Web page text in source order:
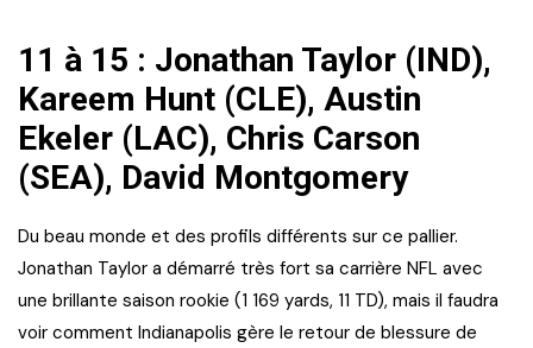
11 à 15 : Jonathan Taylor (IND),
Kareem Hunt (CLE), Austin
Ekeler (LAC), Chris Carson
(SEA), David Montgomery
Du beau monde et des profils différents sur ce pallier.
Jonathan Taylor a démarré très fort sa carrière NFL avec
une brillante saison rookie (1 169 yards, 11 TD), mais il faudra
voir comment Indianapolis gère le retour de blessure de